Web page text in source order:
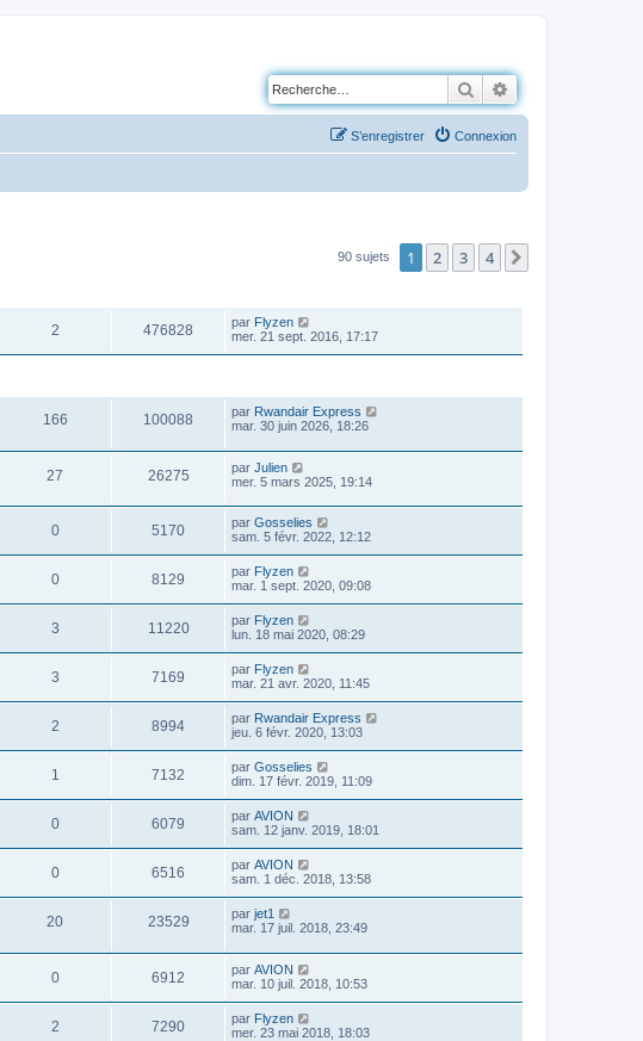
Rechercher
Connexion
S’enregistrer
90 sujets 1 2 3 4
2 476828 par Flyzen
mer. 21 sept. 2016, 17:17
166 100088 par Rwandair Express
mar. 30 juin 2026, 18:26
27 26275 par Julien
mer. 5 mars 2025, 19:14
0 5170 par Gosselies
sam. 5 févr. 2022, 12:12
0 8129 par Flyzen
mar. 1 sept. 2020, 09:08
3 11220 par Flyzen
lun. 18 mai 2020, 08:29
3 7169 par Flyzen
mar. 21 avr. 2020, 11:45
2 8994 par Rwandair Express
jeu. 6 févr. 2020, 13:03
1 7132 par Gosselies
dim. 17 févr. 2019, 11:09
0 6079 par AVION
sam. 12 janv. 2019, 18:01
0 6516 par AVION
sam. 1 déc. 2018, 13:58
20 23529 par jet1
mar. 17 juil. 2018, 23:49
0 6912 par AVION
mar. 10 juil. 2018, 10:53
2 7290 par Flyzen
mer. 23 mai 2018, 18:03